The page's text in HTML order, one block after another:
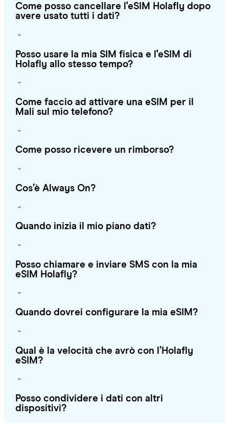
Come posso cancellare l'eSIM Holafly dopo
avere usato tutti i dati?
Posso usare la mia SIM fisica e l'eSIM di
Holafly allo stesso tempo?
Come faccio ad attivare una eSIM per il
Mali sul mio telefono?
Come posso ricevere un rimborso?
Cos’è Always On?
Quando inizia il mio piano dati?
Posso chiamare e inviare SMS con la mia
eSIM Holafly?
Quando dovrei configurare la mia eSIM?
Qual è la velocità che avrò con l’Holafly
eSIM?
Posso condividere i dati con altri
dispositivi?